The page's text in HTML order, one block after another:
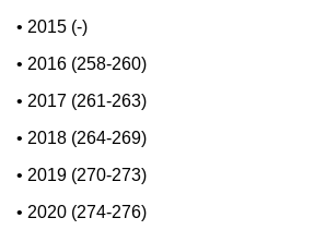
• 2015 (-)
• 2016 (258-260)
• 2017 (261-263)
• 2018 (264-269)
• 2019 (270-273)
• 2020 (274-276)